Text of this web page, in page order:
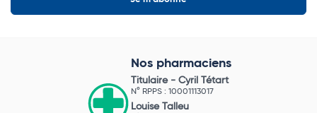
Nos pharmaciens
Titulaire - Cyril Tétart
N° RPPS : 10001113017
Louise Talleu